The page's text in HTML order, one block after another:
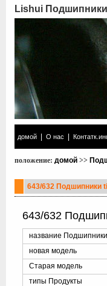
Lishui
домой О нас
положение: домой >>
643/632 Подшипники
643/632
название Подшипники
новая модель
Старая модель
типы Продукты